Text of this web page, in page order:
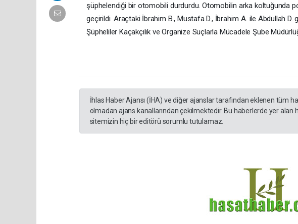
şüphelendiği bir otomobili durdurdu. Otomobilin arka koltuğunda
geçirildi. Araçtaki İbrahim B., Mustafa D., İbrahim A. ile Abdullah D.
Şüpheliler Kaçakçılık ve Organize Suçlarla Mücadele Şube
İhlas Haber Ajansı (İHA) ve diğer ajanslar tarafından eklenen tüm
olmadan ajans kanallarından çekilmektedir. Bu haberlerde yer
sitemizin hiç bir editörü sorumlu tutulamaz.